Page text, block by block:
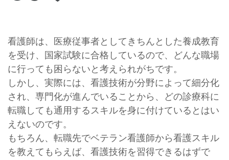
(Enter
す)看護師は、医療従事者としてきちんとした養成教育
を受け、国家試験に合格しているので、どんな職場
に行っても困らないと考えられがちです。
しかし、実際には、看護技術が分野によって細分化
され、専門化が進んでいることから、どの診療科に
転職しても通用するスキルを身に付けているとはい
えないのです。
もちろん、転職先でベテラン看護師から看護スキル
を教えてもらえば、看護技術を習得できるはずで